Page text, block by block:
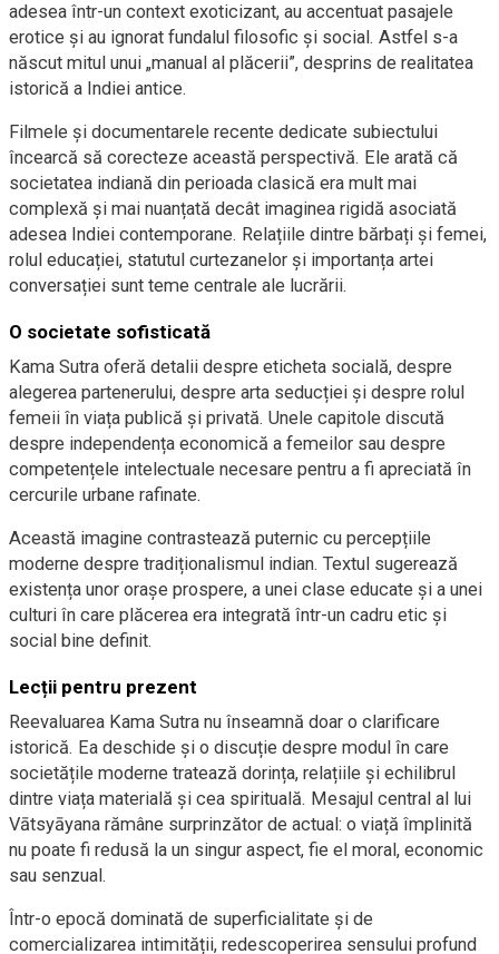
adesea într-un context exoticizant, au accentuat pasajele
erotice și au ignorat fundalul filosofic și social. Astfel s-a
născut mitul unui „manual al plăcerii”, desprins de realitatea
istorică a Indiei antice.
Filmele și documentarele recente dedicate subiectului
încearcă să corecteze această perspectivă. Ele arată că
societatea indiană din perioada clasică era mult mai
complexă și mai nuanțată decât imaginea rigidă asociată
adesea Indiei contemporane. Relațiile dintre bărbați și femei,
rolul educației, statutul curtezanelor și importanța artei
conversației sunt teme centrale ale lucrării.
O societate sofisticată
Kama Sutra oferă detalii despre eticheta socială, despre
alegerea partenerului, despre arta seducției și despre rolul
femeii în viața publică și privată. Unele capitole discută
despre independența economică a femeilor sau despre
competențele intelectuale necesare pentru a fi apreciată în
cercurile urbane rafinate.
Această imagine contrastează puternic cu percepțiile
moderne despre tradiționalismul indian. Textul sugerează
existența unor orașe prospere, a unei clase educate și a unei
culturi în care plăcerea era integrată într-un cadru etic și
social bine definit.
Lecții pentru prezent
Reevaluarea Kama Sutra nu înseamnă doar o clarificare
istorică. Ea deschide și o discuție despre modul în care
societățile moderne tratează dorința, relațiile și echilibrul
dintre viața materială și cea spirituală. Mesajul central al lui
Vātsyāyana rămâne surprinzător de actual: o viață împlinită
nu poate fi redusă la un singur aspect, fie el moral, economic
sau senzual.
Într-o epocă dominată de superficialitate și de
comercializarea intimității, redescoperirea sensului profund